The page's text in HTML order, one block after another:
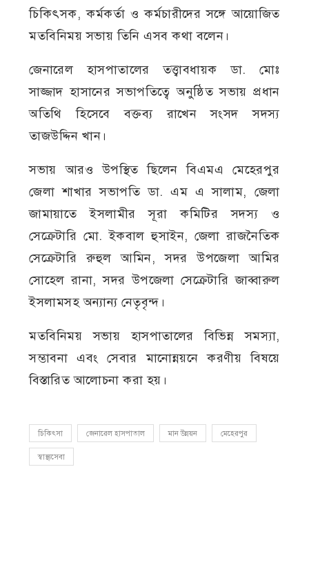
চিকিৎসক, কর্মকর্তা ও কর্মচারীদের সঙ্গে আয়োজিত
মতবিনিময় সভায় তিনি এসব কথা বলেন।
জেনারেল হাসপাতালের তত্ত্বাবধায়ক ডা. মোঃ
সাজ্জাদ হাসানের সভাপতিত্বে অনুষ্ঠিত সভায় প্রধান
অতিথি হিসেবে বক্তব্য রাখেন সংসদ সদস্য
তাজউদ্দিন খান।
সভায় আরও উপস্থিত ছিলেন বিএমএ মেহেরপুর
জেলা শাখার সভাপতি ডা. এম এ সালাম, জেলা
জামায়াতে ইসলামীর সূরা কমিটির সদস্য ও
সেক্রেটারি মো. ইকবাল হুসাইন, জেলা রাজনৈতিক
সেক্রেটারি রুহুল আমিন, সদর উপজেলা আমির
সোহেল রানা, সদর উপজেলা সেক্রেটারি জাব্বারুল
ইসলামসহ অন্যান্য নেতৃবৃন্দ।
মতবিনিময় সভায় হাসপাতালের বিভিন্ন সমস্যা,
সম্ভাবনা এবং সেবার মানোন্নয়নে করণীয় বিষয়ে
বিস্তারিত আলোচনা করা হয়।
চিকিৎসা জেনারেল হাসপাতাল মান উন্নয়ন মেহেরপুর
স্বাস্থ্যসেবা